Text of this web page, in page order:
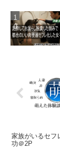
家族がいるセフ
功＠2P